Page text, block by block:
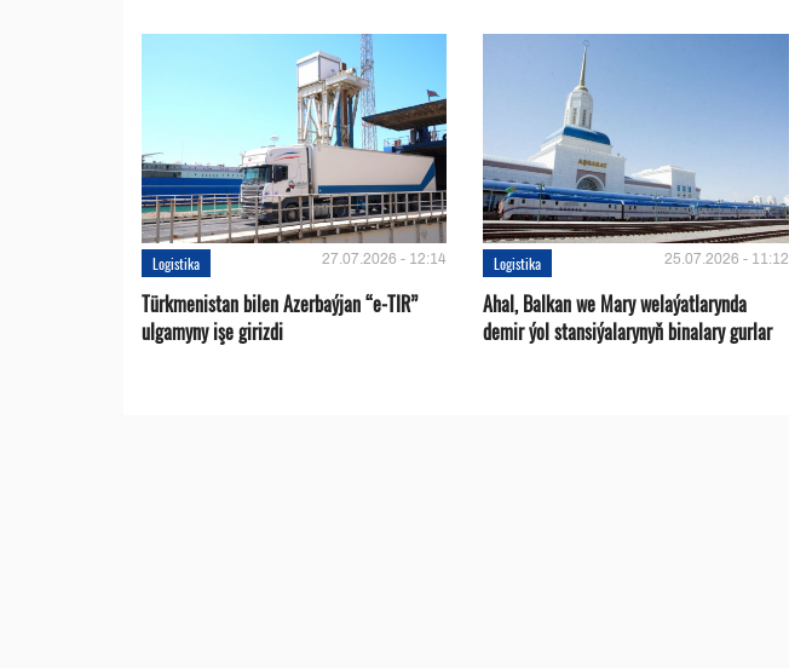
Logistika 27.07.2026 - 12:14
Türkmenistan bilen Azerbaýjan “e-TIR”
ulgamyny işe girizdi
Logistika 25.07.2026 - 11:12
Ahal, Balkan we Mary welaýatlarynda
demir ýol stansiýalarynyň binalary gurlar